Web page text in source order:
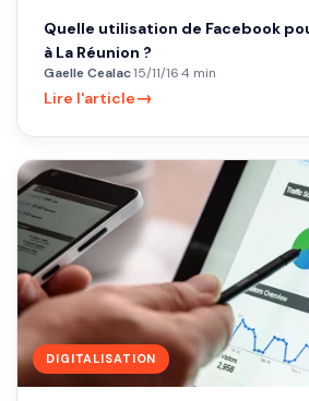
Quelle utilisation de Facebook
à La Réunion ?
Gaelle Cealac·15/11/16·4 min
Lire l'article→
DIGITALISATION